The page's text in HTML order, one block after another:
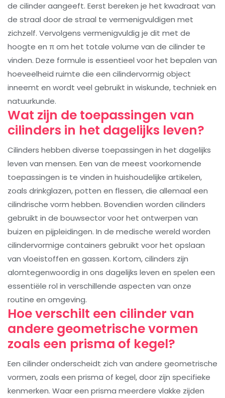
de cilinder aangeeft. Eerst bereken je het kwadraat van
de straal door de straal te vermenigvuldigen met
zichzelf. Vervolgens vermenigvuldig je dit met de
hoogte en π om het totale volume van de cilinder te
vinden. Deze formule is essentieel voor het bepalen van
hoeveelheid ruimte die een cilindervormig object
inneemt en wordt veel gebruikt in wiskunde, techniek en
natuurkunde.
Wat zijn de toepassingen van
cilinders in het dagelijks leven?
Cilinders hebben diverse toepassingen in het dagelijks
leven van mensen. Een van de meest voorkomende
toepassingen is te vinden in huishoudelijke artikelen,
zoals drinkglazen, potten en flessen, die allemaal een
cilindrische vorm hebben. Bovendien worden cilinders
gebruikt in de bouwsector voor het ontwerpen van
buizen en pijpleidingen. In de medische wereld worden
cilindervormige containers gebruikt voor het opslaan
van vloeistoffen en gassen. Kortom, cilinders zijn
alomtegenwoordig in ons dagelijks leven en spelen een
essentiële rol in verschillende aspecten van onze
routine en omgeving.
Hoe verschilt een cilinder van
andere geometrische vormen
zoals een prisma of kegel?
Een cilinder onderscheidt zich van andere geometrische
vormen, zoals een prisma of kegel, door zijn specifieke
kenmerken. Waar een prisma meerdere vlakke zijden